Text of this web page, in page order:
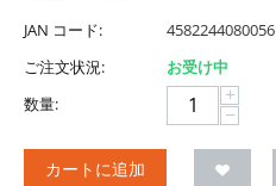
JAN コード:
4582244080056
ご注文状況:
お受け中
数量:
+
−
カートに追加